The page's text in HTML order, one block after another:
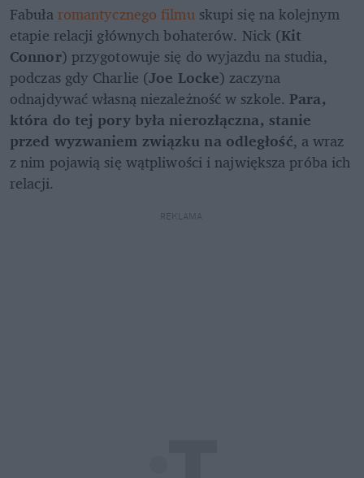
Fabuła romantycznego filmu skupi się na kolejnym
etapie relacji głównych bohaterów. Nick (Kit
Connor) przygotowuje się do wyjazdu na studia,
podczas gdy Charlie (Joe Locke) zaczyna
odnajdywać własną niezależność w szkole. Para,
która do tej pory była nierozłączna, stanie
przed wyzwaniem związku na odległość, a wraz
z nim pojawią się wątpliwości i największa próba ich
relacji.
REKLAMA